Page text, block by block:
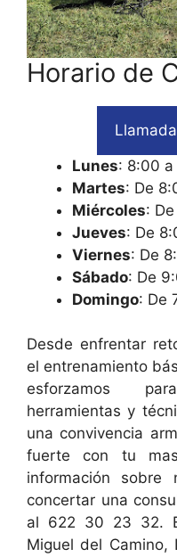
Horario de
Lunes: 8:00
Martes: De
Miércoles:
Jueves: De
Viernes: De
Sábado: De
Domingo: De
Desde enfrentar
el entrenamiento
esforzamos
herramientas y
una convivencia
fuerte con tu
información sobre
concertar una
al 622 30 23 32.
Miguel del Camino,